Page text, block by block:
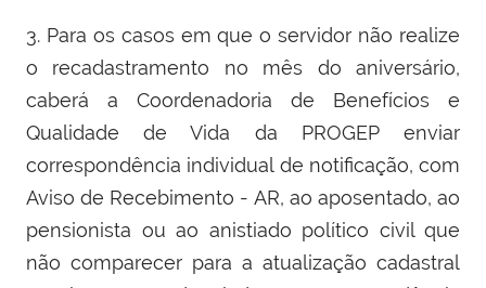
3. Para os casos em que o servidor não realize
o recadastramento no mês do aniversário,
caberá a Coordenadoria de Benefícios e
Qualidade de Vida da PROGEP enviar
correspondência individual de notificação, com
Aviso de Recebimento - AR, ao aposentado, ao
pensionista ou ao anistiado político civil que
não comparecer para a atualização cadastral